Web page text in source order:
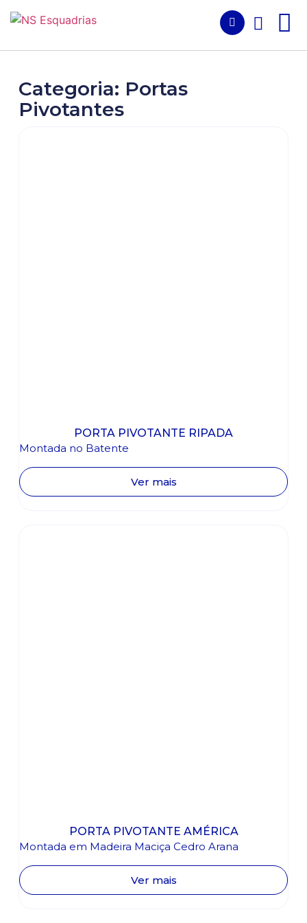
Categoria: Portas
Pivotantes
PORTA PIVOTANTE RIPADA
Montada no Batente
Ver mais
PORTA PIVOTANTE AMÉRICA
Montada em Madeira Maciça Cedro Arana
Ver mais